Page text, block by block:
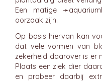
Een matige ➛
oorzaak zijn.
Op basis hiervan kan
dat vele vormen van
zekerheid daarover is er
Plaats een ziek dier
en probeer daarbij